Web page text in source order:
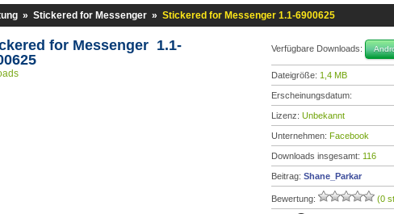
» Stickered for Messenger » Stickered for Messenger 1.1-6900625
for Messenger 1.1-
Verfügbare Downloads:
Dateigröße: 1,4 MB
Erscheinungsdatum:
Lizenz: Unbekannt
Unternehmen: Facebook
Downloads insgesamt: 116
Beitrag: Shane_Parkar
Bewertung: (0